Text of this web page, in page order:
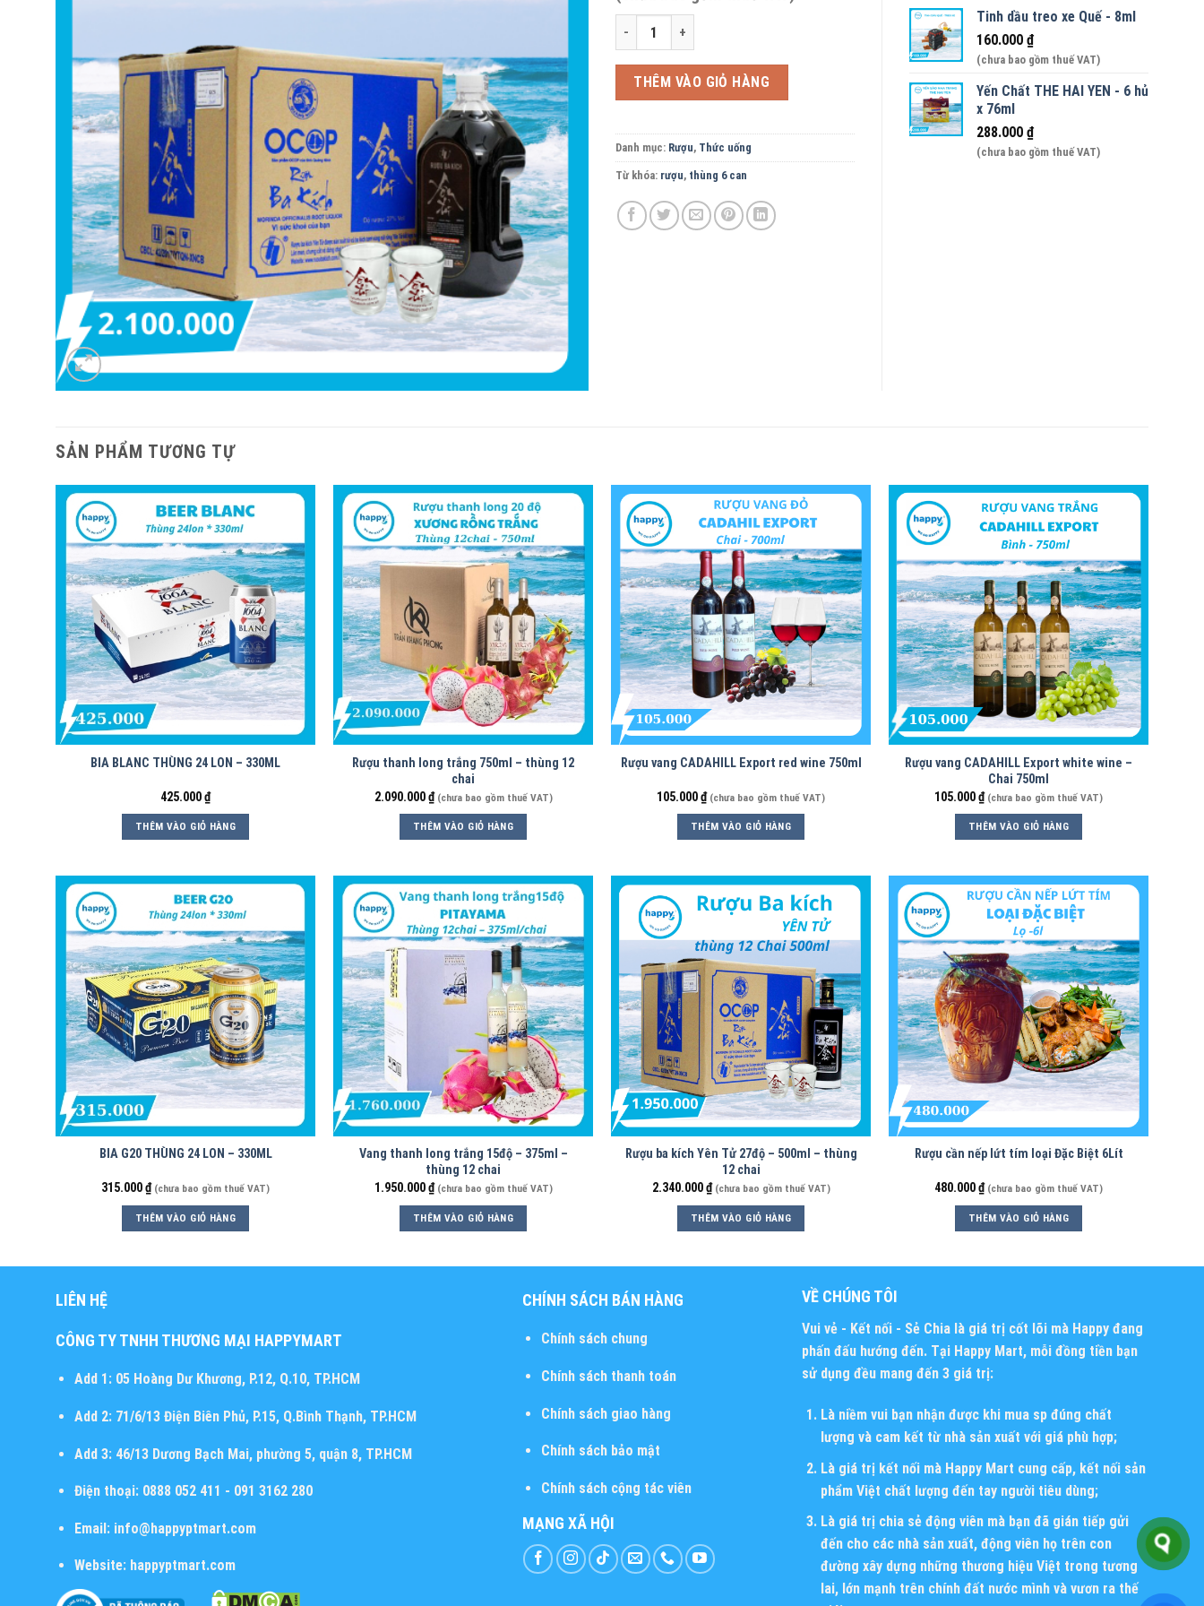
Rượu ba kích Yên Tử - can 2lit - thùng 6 can số lượng
THÊM VÀO GIỎ HÀNG
Danh mục: Rượu, Thức uống
Từ khóa: rượu, thùng 6 can
Tinh dầu treo xe Quế - 8ml
160.000 ₫
(chưa bao gồm thuế VAT)
Yến Chất THE HAI YEN - 6 hủ
x 76ml
288.000 ₫
(chưa bao gồm thuế VAT)
SẢN PHẨM TƯƠNG TỰ
BIA BLANC THÙNG 24 LON – 330ML
425.000₫
THÊM VÀO GIỎ HÀNG
Rượu thanh long trắng 750ml – thùng 12
chai
2.090.000₫ (chưa bao gồm thuế VAT)
THÊM VÀO GIỎ HÀNG
Rượu vang CADAHILL Export red wine 750ml
105.000₫ (chưa bao gồm thuế VAT)
THÊM VÀO GIỎ HÀNG
Rượu vang CADAHILL Export white wine –
Chai 750ml
105.000₫ (chưa bao gồm thuế VAT)
THÊM VÀO GIỎ HÀNG
BIA G20 THÙNG 24 LON – 330ML
315.000₫ (chưa bao gồm thuế VAT)
THÊM VÀO GIỎ HÀNG
Vang thanh long trắng 15độ – 375ml –
thùng 12 chai
1.950.000₫ (chưa bao gồm thuế VAT)
THÊM VÀO GIỎ HÀNG
Rượu ba kích Yên Tử 27độ – 500ml – thùng
12 chai
2.340.000₫ (chưa bao gồm thuế VAT)
THÊM VÀO GIỎ HÀNG
Rượu cần nếp lứt tím loại Đặc Biệt 6Lít
480.000₫ (chưa bao gồm thuế VAT)
THÊM VÀO GIỎ HÀNG
LIÊN HỆ
CÔNG TY TNHH THƯƠNG MẠI HAPPYMART
Add 1:05 Hoàng Dư Khương, P.12, Q.10, TP.HCM
Add 2:71/6/13 Điện Biên Phủ, P.15, Q.Bình Thạnh, TP.HCM
Add 3:46/13 Dương Bạch Mai, phường 5, quận 8, TP.HCM
Điện thoại:0888 052 411 - 091 3162 280
Email:info@happyptmart.com
Website: happyptmart.com
CHÍNH SÁCH BÁN HÀNG
Chính sách chung
Chính sách thanh toán
Chính sách giao hàng
Chính sách bảo mật
Chính sách cộng tác viên
MẠNG XÃ HỘI
VỀ CHÚNG TÔI
Vui vẻ - Kết nối - Sẻ Chia là giá trị cốt lõi mà Happy đang
phấn đấu hướng đến. Tại Happy Mart, mỗi đồng tiền bạn
sử dụng đều mang đến 3 giá trị:
Là niềm vui bạn nhận được khi mua sp đúng chất
lượng và cam kết từ nhà sản xuất với giá phù hợp;
Là giá trị kết nối mà Happy Mart cung cấp, kết nối sản
phẩm Việt chất lượng đến tay người tiêu dùng;
Là giá trị chia sẻ động viên mà bạn đã gián tiếp gửi
đến cho các nhà sản xuất, động viên họ trên con
đường xây dựng những thương hiệu Việt trong tương
lai, lớn mạnh trên chính đất nước mình và vươn ra thế